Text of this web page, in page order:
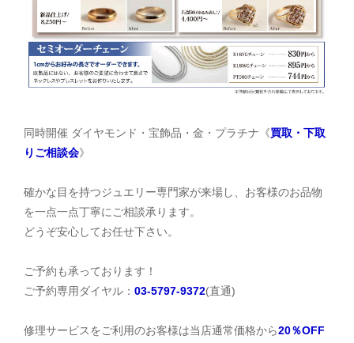
同時開催 ダイヤモンド・宝飾品・金・プラチナ《買取・下取
りご相談会》
確かな目を持つジュエリー専門家が来場し、お客様のお品物
を一点一点丁寧にご相談承ります。
どうぞ安心してお任せ下さい。
ご予約も承っております！
ご予約専用ダイヤル： 03-5797-9372(直通)
修理サービスをご利用のお客様は当店通常価格から20％OFF